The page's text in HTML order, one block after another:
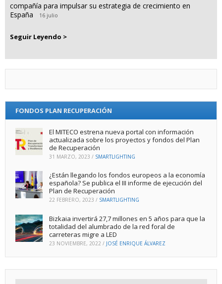
compañía para impulsar su estrategia de crecimiento en
España
16 julio
Seguir Leyendo >
FONDOS PLAN RECUPERACIÓN
El MITECO estrena nueva portal con información
actualizada sobre los proyectos y fondos del Plan
de Recuperación
31 MARZO, 2023 / SMARTLIGHTING
¿Están llegando los fondos europeos a la economía
española? Se publica el III informe de ejecución del
Plan de Recuperación
22 FEBRERO, 2023 / SMARTLIGHTING
Bizkaia invertirá 27,7 millones en 5 años para que la
totalidad del alumbrado de la red foral de
carreteras migre a LED
23 NOVIEMBRE, 2022 / JOSÉ ENRIQUE ÁLVAREZ